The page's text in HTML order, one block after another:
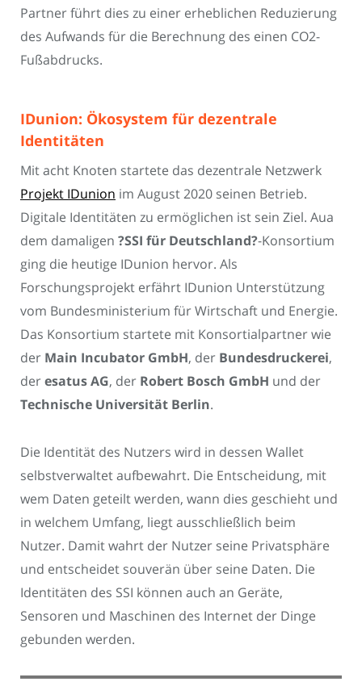
Partner führt dies zu einer erheblichen Reduzierung
des Aufwands für die Berechnung des einen CO2-
Fußabdrucks.
IDunion: Ökosystem für dezentrale
Identitäten
Mit acht Knoten startete das dezentrale Netzwerk
Projekt IDunion im August 2020 seinen Betrieb.
Digitale Identitäten zu ermöglichen ist sein Ziel. Aua
dem damaligen ?SSI für Deutschland?-Konsortium
ging die heutige IDunion hervor. Als
Forschungsprojekt erfährt IDunion Unterstützung
vom Bundesministerium für Wirtschaft und Energie.
Das Konsortium startete mit Konsortialpartner wie
der Main Incubator GmbH, der Bundesdruckerei,
deresatus AG, der Robert Bosch GmbH und der
Technische Universität Berlin.
Die Identität des Nutzers wird in dessen Wallet
selbstverwaltet aufbewahrt. Die Entscheidung, mit
wem Daten geteilt werden, wann dies geschieht und
in welchem Umfang, liegt ausschließlich beim
Nutzer. Damit wahrt der Nutzer seine Privatsphäre
und entscheidet souverän über seine Daten. Die
Identitäten des SSI können auch an Geräte,
Sensoren und Maschinen des Internet der Dinge
gebunden werden.